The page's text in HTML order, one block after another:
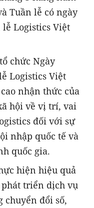
Tuần lễ có ngày
Logistics Việt
chức Ngày
Logistics Việt
nhận thức của
hội về vị trí, vai
đối với sự
nhập quốc tế và
quốc gia.
hiện hiệu quả
triển dịch vụ
chuyển đổi số,